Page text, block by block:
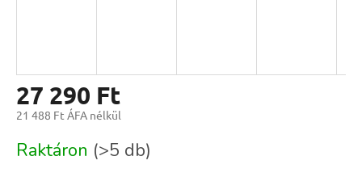
27 290 Ft
21 488 Ft ÁFA nélkül
Raktáron (>5 db)